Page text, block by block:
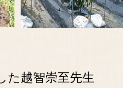
た越智崇至先生